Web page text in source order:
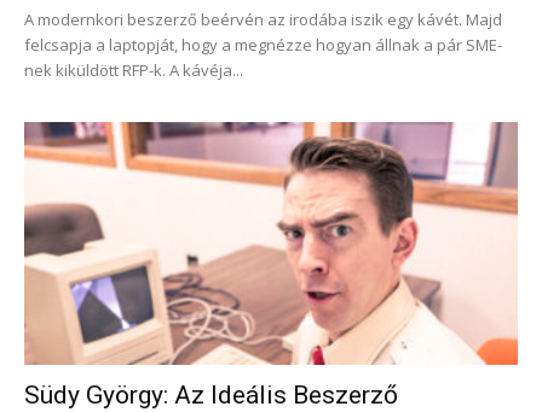
A modernkori beszerző beérvén az irodába iszik egy kávét. Majd
felcsapja a laptopját, hogy a megnézze hogyan állnak a pár SME-
nek kiküldött RFP-k. A kávéja...
Südy György: Az Ideális Beszerző